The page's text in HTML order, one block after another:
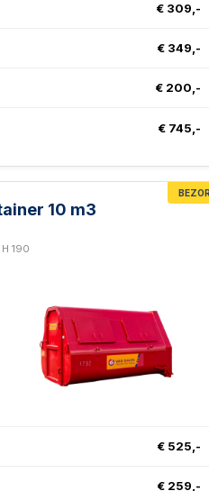
€ 309,-
€ 349,-
€ 200,-
€ 745,-
10 m3
190
€ 525,-
€ 259,-